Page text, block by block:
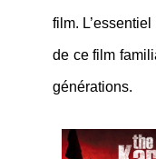
film.
de ce film
générations.